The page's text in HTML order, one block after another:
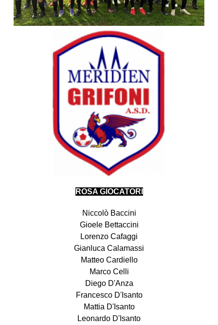
ROSA GIOCATORI
Niccolò Baccini
Gioele Bettaccini
Lorenzo Cafaggi
Gianluca Calamassi
Matteo Cardiello
Marco Celli
Diego D'Anza
Francesco D'Isanto
Mattia D'Isanto
Leonardo D'Isanto